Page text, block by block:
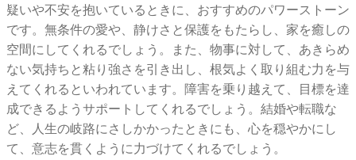
疑いや不安を抱いているときに、おすすめのパワーストーン
です。無条件の愛や、静けさと保護をもたらし、家を癒しの
空間にしてくれるでしょう。また、物事に対して、あきらめ
ない気持ちと粘り強さを引き出し、根気よく取り組む力を与
えてくれるといわれています。障害を乗り越えて、目標を達
成できるようサポートしてくれるでしょう。結婚や転職な
ど、人生の岐路にさしかかったときにも、心を穏やかにし
て、意志を貫くように力づけてくれるでしょう。